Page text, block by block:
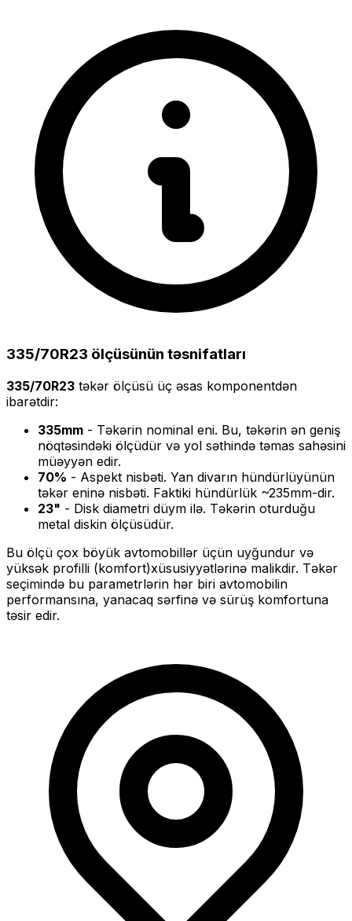
335/70R23 ölçüsünün təsnifatları
335/70R23 təkər ölçüsü üç əsas komponentdən
ibarətdir:
335mm - Təkərin nominal eni. Bu, təkərin ən geniş
nöqtəsindəki ölçüdür və yol səthində təmas sahəsini
müəyyən edir.
70% - Aspekt nisbəti. Yan divarın hündürlüyünün
təkər eninə nisbəti. Faktiki hündürlük ~235mm-dir.
23" - Disk diametri düym ilə. Təkərin oturduğu
metal diskin ölçüsüdür.
Bu ölçü çox böyük avtomobillər üçün uyğundur və
yüksək profilli (komfort)xüsusiyyətlərinə malikdir. Təkər
seçimində bu parametrlərin hər biri avtomobilin
performansına, yanacaq sərfinə və sürüş komfortuna
təsir edir.